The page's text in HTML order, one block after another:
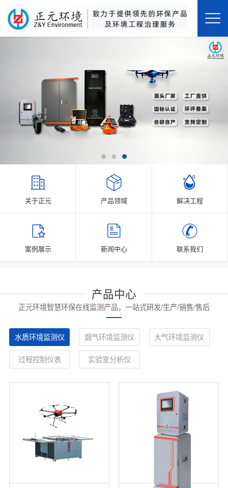
关于正元 产品领域 解决工程
案例展示 新闻中心 联系我们
产品中心
正元环境智慧环保在线监测产品，一站式研发/生产/销售/售后
水质环境监测仪 烟气环境监测仪 大气环境监测仪
过程控制仪表 实验室分析仪